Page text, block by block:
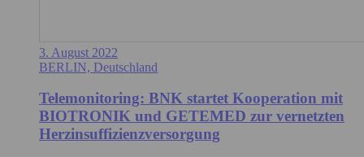
3. August 2022
BERLIN, Deutschland
Telemonitoring: BNK startet Kooperation mit
BIOTRONIK und GETEMED zur vernetzten
Herzinsuffizienzversorgung